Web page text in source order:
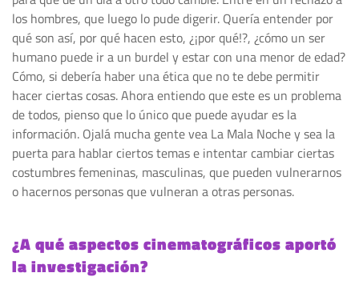
los hombres, que luego lo pude digerir. Quería entender por
qué son así, por qué hacen esto, ¿¡por qué!?, ¿cómo un ser
humano puede ir a un burdel y estar con una menor de edad?
Cómo, si debería haber una ética que no te debe permitir
hacer ciertas cosas. Ahora entiendo que este es un problema
de todos, pienso que lo único que puede ayudar es la
información. Ojalá mucha gente vea La Mala Noche y sea la
puerta para hablar ciertos temas e intentar cambiar ciertas
costumbres femeninas, masculinas, que pueden vulnerarnos
o hacernos personas que vulneran a otras personas.
¿A qué aspectos cinematográficos aportó
la investigación?